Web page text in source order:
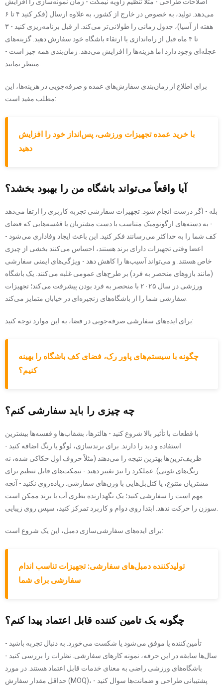
می‌دهد. تولید، به خصوص در خارج از کشور، به علاوه ارسال (فکر کنید ۴ تا ۶
هفته از آسیا)، جدول زمانی را طولانی‌تر می‌کند. از قبل برنامه‌ریزی کنید - ۳
تا ۴ ماه قبل از راه‌اندازی یا ارتقاء باشگاه خود سفارش دهید. گزینه‌های
عجله‌ای وجود دارد اما هزینه‌ها را افزایش می‌دهد. زمان‌بندی همه چیز است -
برای اطلاع از زمان‌بندی سفارش‌های عمده و صرفه‌جویی در هزینه‌ها، این
مطلب مفید است:
با خرید عمده تجهیزات ورزشی، پس‌انداز خود را افزایش
دهید
آیا واقعاً می‌تواند باشگاه من را بهبود بخشد؟
بله - اگر درست انجام شود. تجهیزات سفارشی تجربه کاربری را ارتقا می‌دهد
- به دسته‌های ارگونومیک متناسب با دست مشتریان یا قفسه‌هایی که فضای
کف شما را به حداکثر می‌رسانند فکر کنید. این باعث ایجاد وفاداری می‌شود -
اعضا وقتی تجهیزات دارای برند هستند، احساس می‌کنند بخشی از چیزی
خاص هستند. و می‌تواند آسیب‌ها را کاهش دهد - ویژگی‌های ایمنی سفارشی
(مانند بازوهای منحصر به فرد) بر طرح‌های عمومی غلبه می‌کنند. یک باشگاه
ورزشی در سال ۲۰۲۵ با منحصر به فرد بودن پیشرفت می‌کند؛ تجهیزات
برای ایده‌های سفارشی صرفه‌جویی در فضا، به این موارد توجه کنید:
چگونه با سیستم‌های پاور رک، فضای کف باشگاه را بهینه
کنیم؟
چه چیزی را باید سفارشی کنم؟
با قطعات با تأثیر بالا شروع کنید - هالترها، بشقاب‌ها و قفسه‌ها بیشترین
استفاده و دید را دارند. برای برندسازی، لوگو یا رنگ اضافه کنید -
ظریف‌ترین‌ها بهترین نتیجه را می‌دهند (مثلاً حروف اول حکاکی شده، نه
رنگ‌های نئونی). عملکرد را نیز تغییر دهید - نیمکت‌های قابل تنظیم برای
مشتریان متنوع، یا کتل‌بل‌هایی با وزن‌های سفارشی. زیاده‌روی نکنید - آنچه
مهم است را سفارشی کنید؛ یک نگهدارنده بطری آب با برند ممکن است
برای ایده‌های سفارشی‌سازی دمبل، این یک شروع است:
تولیدکننده دمبل‌های سفارشی: تجهیزات تناسب اندام
سفارشی برای شما
چگونه یک تامین کننده قابل اعتماد پیدا کنم؟
تأمین‌کننده یا موفق می‌شود یا شکست می‌خورد. به دنبال تجربه باشید -
سال‌ها سابقه در این حرفه، نمونه کارهای سفارشی. نظرات را بررسی کنید -
باشگاه‌های ورزشی راضی به معنای خدمات قابل اعتماد هستند. در مورد
حداقل مقدار سفارش (MOQ)، پشتیبانی طراحی و ضمانت‌ها سوال کنید -